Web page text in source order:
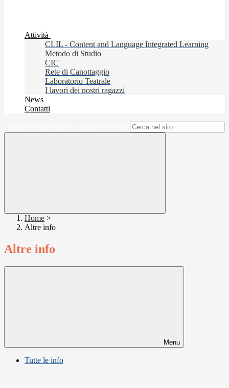
Attività
CLIL - Content and Language Integrated Learning
Metodo di Studio
CIC
Rete di Canottaggio
Laboratorio Teatrale
I lavori dei nostri ragazzi
News
Contatti
Home >
Altre info
Altre info
Menu
Tutte le info